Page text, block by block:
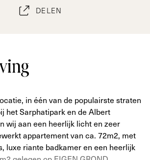
DELEN
in één van de populairste straten
het Sarphatipark en de Albert
wij aan een heerlijk licht en zeer
appartement van ca. 72m2, met
luxe riante badkamer en een heerlijk